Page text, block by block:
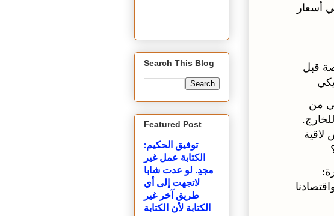
أسعار
للأونصة قبل
من
لاقية
Search This Blog
Featured Post
توفيق الحكيم:
الكتابة عمل غير
مجدِ. لو عدت شابا
لاتجهت إلى أي
طريق آخر غير
الكتابة لأن الكتابة